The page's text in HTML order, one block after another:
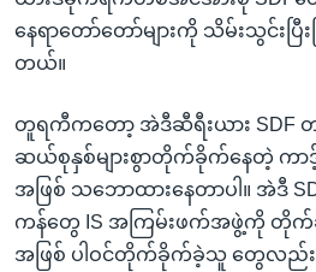
နေရာတော်တော်များကို သိမ်းသွင်းပြီး
တယ်။
တူရကီကတော့ အဲဒီဆီရီးယား
ဆယ်စုနှစ်များစွာတိုက်ခိုက်နေတဲ့ ကာ
အဖြစ် သဘောထားနေတာပါ။ အဲဒီ
ကန်တွေ IS အကြမ်းဖက်အဖွဲ့ကို တိုက်
အဖြစ် ပါဝင်တိုက်ခိုက်ခဲ့သူ တွေလည်းဖ